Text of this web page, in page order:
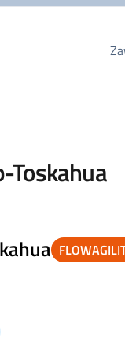
Toskahua